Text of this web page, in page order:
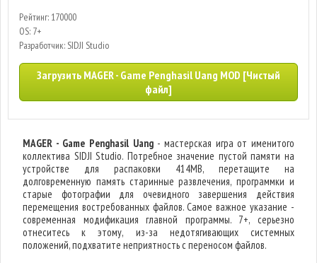
Рейтинг: 170000
OS: 7+
Разработчик: SIDJI Studio
Загрузить MAGER - Game Penghasil Uang MOD [Чистый
файл]
MAGER - Game Penghasil Uang- мастерская игра от именитого
коллектива SIDJI Studio. Потребное значение пустой памяти на
устройстве для распаковки 414MB, перетащите на
долговременную память старинные развлечения, программки и
старые фотографии для очевидного завершения действия
перемещения востребованных файлов. Самое важное указание -
современная модификация главной программы. 7+, серьезно
отнеситесь к этому, из-за недотягивающих системных
положений, подхватите неприятность с переносом файлов.